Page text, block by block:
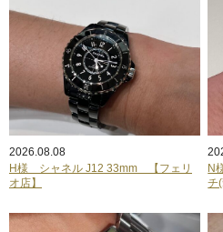
2026.08.08
H様 シャネル J12 33mm 【フェリ
オ店】
N
チ